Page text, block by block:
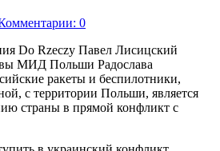
0
Do Rzeczy Павел Лисицский
МИД Польши Радослава
ракеты и беспилотники,
с территории Польши, является
страны в прямой конфликт с